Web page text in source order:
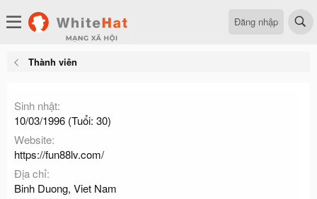
Đăng nhập
Thành viên
Sinh nhật
10/03/1996 (Tuổi: 30)
Website
https://fun88lv.com/
Địa chỉ
Binh Duong, Viet Nam